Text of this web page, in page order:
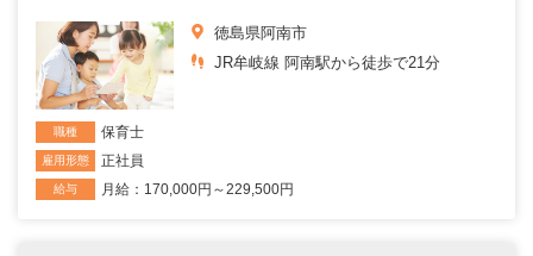
徳島県阿南市
JR牟岐線 阿南駅から徒歩で21分
職種 保育士
雇用形態 正社員
給与 月給：170,000円～229,500円